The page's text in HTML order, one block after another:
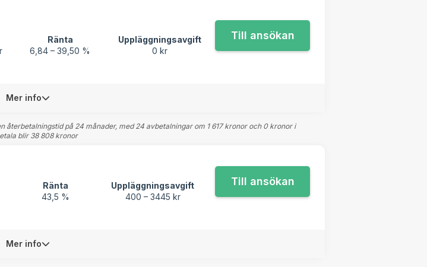
Ränta
6,84 – 39,50 %
Uppläggningsavgift
0 kr
Mer info
på 24 månader, med 24 avbetalningar om 1 617 kronor och 0 kronor i
blir 38 808 kronor
Ränta
43,5 %
Uppläggningsavgift
400 – 3445 kr
Mer info